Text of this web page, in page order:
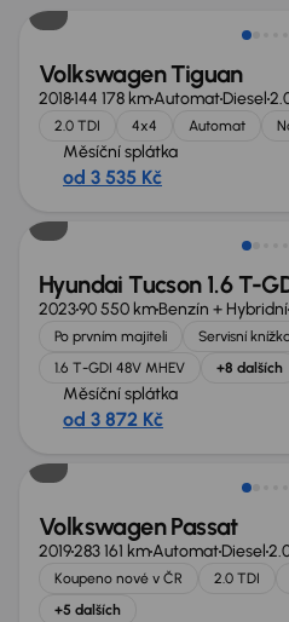
Volkswagen Tiguan
2018144 178 kmAutomatDiesel
2.0 TDI 4x4 Automat
Měsíční splátka
od 3 535 Kč
Možnost odpočtu DPH
Hyundai Tucson 1.6 T-
202390 550 kmBenzín + Hybridní
Po prvním majiteli Servisní
1.6 T-GDI 48V MHEV
+8 dalších
Měsíční splátka
od 3 872 Kč
Volkswagen Passat
2019283 161 kmAutomatDiesel
Koupeno nové v ČR 2.0 TDI
+5 dalších